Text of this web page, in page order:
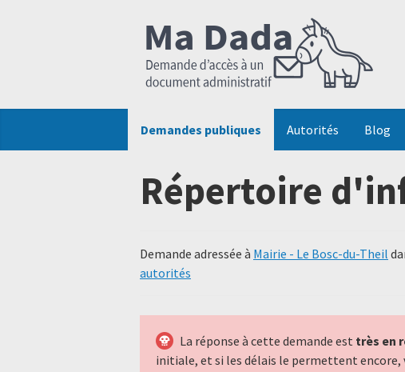
Demandes publiques Autorités Blog
Répertoire
Demande adressée à Mairie - Le Bosc-du-Theil
autorités
La réponse à cette demande est très en
initiale, et si les délais le permettent encore,